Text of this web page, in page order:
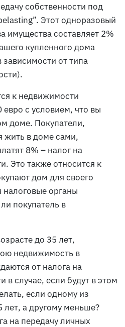
собственности под
Этот одноразовый
имущества составляет 2%
купленного дома
зависимости от типа
к недвижимости
с условием, что вы
доме. Покупатели,
жить в доме сами,
8% – налог на
Это также относится к
дом для своего
налоговые органы
покупатель в
до 35 лет,
недвижимость в
от налога на
в случае, если будут в этом
если одному из
лет, а другому меньше?
на передачу личных